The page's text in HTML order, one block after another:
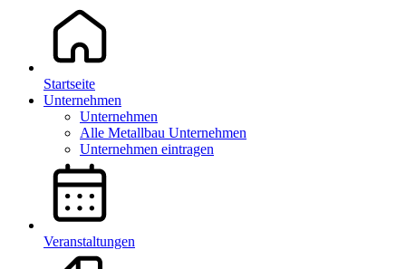
Startseite
Unternehmen
Unternehmen
Alle Metallbau Unternehmen
Unternehmen eintragen
Veranstaltungen